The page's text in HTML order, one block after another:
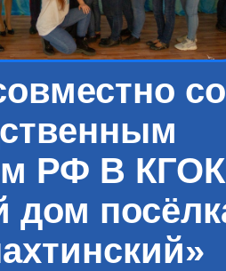
со
РФ В
дом